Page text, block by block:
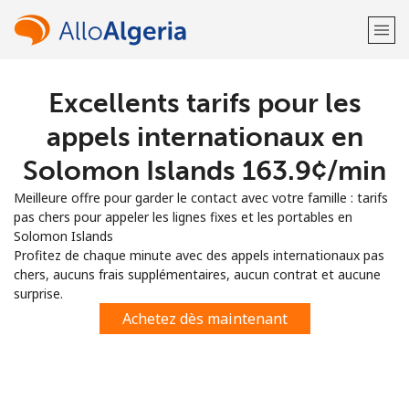
Bienvenue!
Vous avez déjà un compte?
S'enregistrer avec
ou
Excellents tarifs pour les
appels internationaux en
Solomon Islands ⁦163.9¢⁩/min
Meilleure offre pour garder le contact avec votre famille : tarifs
pas chers pour appeler les lignes fixes et les portables en
Solomon Islands
Profitez de chaque minute avec des appels internationaux pas
chers, aucuns frais supplémentaires, aucun contrat et aucune
surprise.
Achetez dès maintenant